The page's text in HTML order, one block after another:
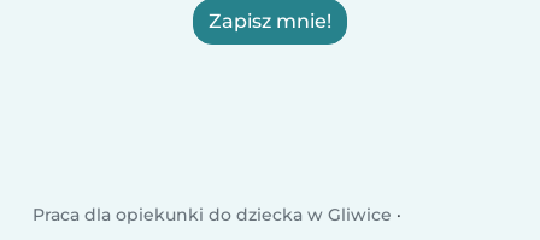
Zapisz mnie!
Praca dla opiekunki do dziecka w Gliwice